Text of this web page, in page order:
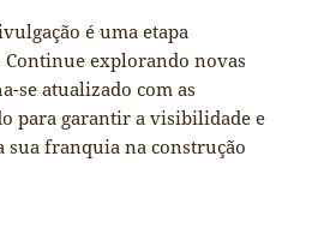
é uma etapa
Continue explorando novas
se atualizado com as
para garantir a visibilidade e
sua franquia na construção